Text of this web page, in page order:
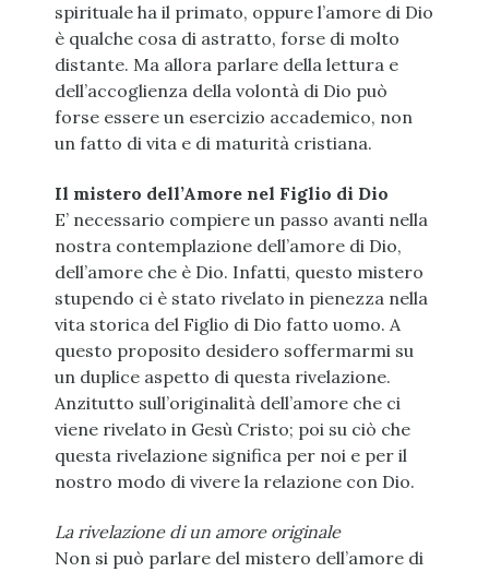
spirituale ha il primato, oppure l’amore di Dio
è qualche cosa di astratto, forse di molto
distante. Ma allora parlare della lettura e
dell’accoglienza della volontà di Dio può
forse essere un esercizio accademico, non
un fatto di vita e di maturità cristiana.
Il mistero dell’Amore nel Figlio di Dio
E’ necessario compiere un passo avanti nella
nostra contemplazione dell’amore di Dio,
dell’amore che è Dio. Infatti, questo mistero
stupendo ci è stato rivelato in pienezza nella
vita storica del Figlio di Dio fatto uomo. A
questo proposito desidero soffermarmi su
un duplice aspetto di questa rivelazione.
Anzitutto sull’originalità dell’amore che ci
viene rivelato in Gesù Cristo; poi su ciò che
questa rivelazione significa per noi e per il
nostro modo di vivere la relazione con Dio.
La rivelazione di un amore originale
Non si può parlare del mistero dell’amore di